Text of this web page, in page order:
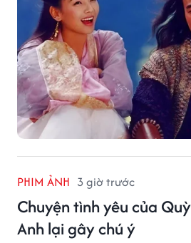
PHIM ẢNH 3 giờ trước
Chuyện tình yêu của
Anh lại gây chú ý